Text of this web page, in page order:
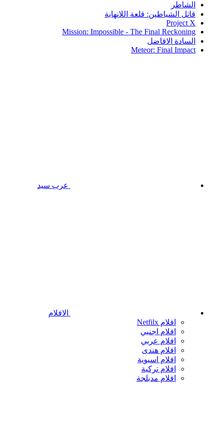
الشاطر
قاتل الشياطين: قلعة اللانهاية
Project X
Mission: Impossible - The Final Reckoning
السادة الافاضل
Meteor: Final Impact
عرب سيد
الافلام
افلام Netfilx
افلام اجنبي
افلام عربي
افلام هندى
افلام اسيوية
افلام تركية
افلام مدبلجة